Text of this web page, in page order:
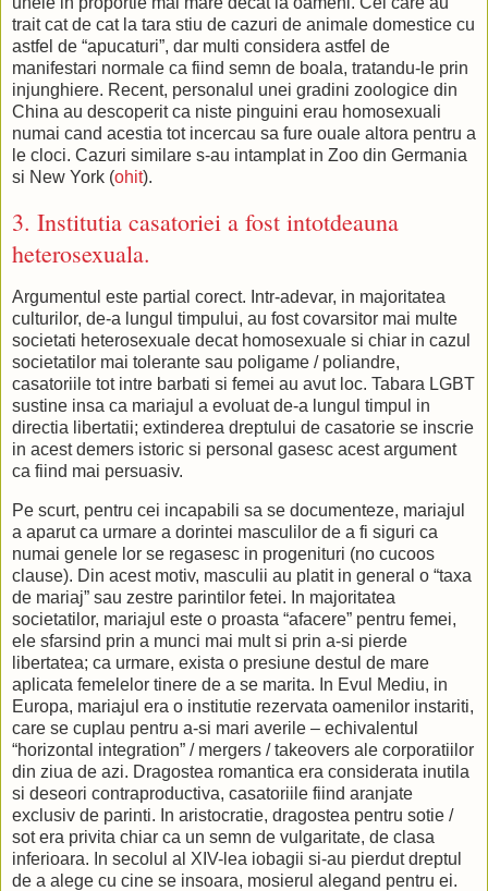
trait cat de cat la tara stiu de cazuri de animale domestice cu
astfel de “apucaturi”, dar multi considera astfel de
manifestari normale ca fiind semn de boala, tratandu-le prin
injunghiere. Recent, personalul unei gradini zoologice din
China au descoperit ca niste pinguini erau homosexuali
numai cand acestia tot incercau sa fure ouale altora pentru a
le cloci. Cazuri similare s-au intamplat in Zoo din Germania
si New York (ohit).
3. Institutia casatoriei a fost intotdeauna
heterosexuala.
Argumentul este partial corect. Intr-adevar, in majoritatea
culturilor, de-a lungul timpului, au fost covarsitor mai multe
societati heterosexuale decat homosexuale si chiar in cazul
societatilor mai tolerante sau poligame / poliandre,
casatoriile tot intre barbati si femei au avut loc. Tabara LGBT
sustine insa ca mariajul a evoluat de-a lungul timpul in
directia libertatii; extinderea dreptului de casatorie se inscrie
in acest demers istoric si personal gasesc acest argument
ca fiind mai persuasiv.
Pe scurt, pentru cei incapabili sa se documenteze, mariajul
a aparut ca urmare a dorintei masculilor de a fi siguri ca
numai genele lor se regasesc in progenituri (no cucoos
clause). Din acest motiv, masculii au platit in general o “taxa
de mariaj” sau zestre parintilor fetei. In majoritatea
societatilor, mariajul este o proasta “afacere” pentru femei,
ele sfarsind prin a munci mai mult si prin a-si pierde
libertatea; ca urmare, exista o presiune destul de mare
aplicata femelelor tinere de a se marita. In Evul Mediu, in
Europa, mariajul era o institutie rezervata oamenilor instariti,
care se cuplau pentru a-si mari averile – echivalentul
“horizontal integration” / mergers / takeovers ale corporatiilor
din ziua de azi. Dragostea romantica era considerata inutila
si deseori contraproductiva, casatoriile fiind aranjate
exclusiv de parinti. In aristocratie, dragostea pentru sotie /
sot era privita chiar ca un semn de vulgaritate, de clasa
inferioara. In secolul al XIV-lea iobagii si-au pierdut dreptul
de a alege cu cine se insoara, mosierul alegand pentru ei.